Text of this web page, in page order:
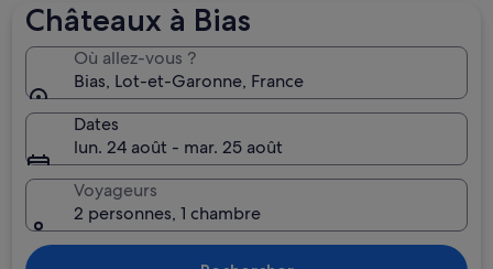
Châteaux à Bias
Où allez-vous ?
Bias, Lot-et-Garonne, France
Dates
lun. 24 août - mar. 25 août
Voyageurs
2 personnes, 1 chambre